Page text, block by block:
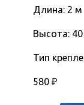
Длина: 2 м
Высота:
Тип
580 ₽